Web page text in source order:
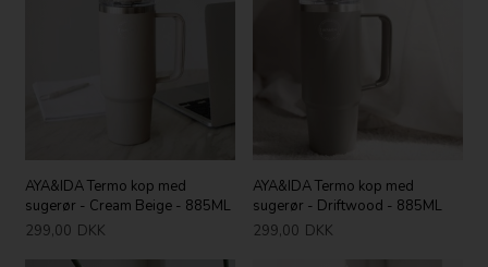
AYA&IDA Termo kop med
sugerør - Cream Beige - 885ML
299,00 DKK
AYA&IDA Termo kop med
sugerør - Driftwood - 885ML
299,00 DKK